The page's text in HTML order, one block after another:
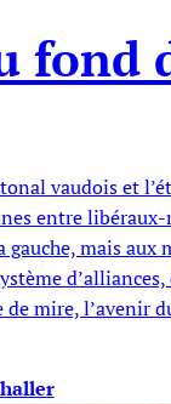
fond
vaudois et
entre
gauche, mais
mire, l’avenir